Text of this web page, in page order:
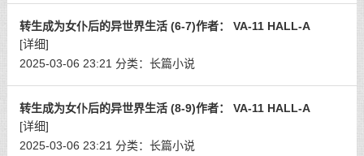
转生成为女仆后的异世界生活 (6-7)作者： VA-11 HALL-A
[详细]
2025-03-06 23:21 分类： 长篇小说
转生成为女仆后的异世界生活 (8-9)作者： VA-11 HALL-A
[详细]
2025-03-06 23:21 分类： 长篇小说